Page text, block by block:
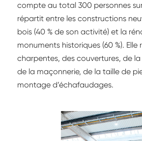
compte au total 300 personnes
répartit entre les constructions
bois (40 % de son activité) et la
monuments historiques (60 %). Elle
charpentes, des couvertures, de la
de la maçonnerie, de la taille de
montage d’échafaudages.